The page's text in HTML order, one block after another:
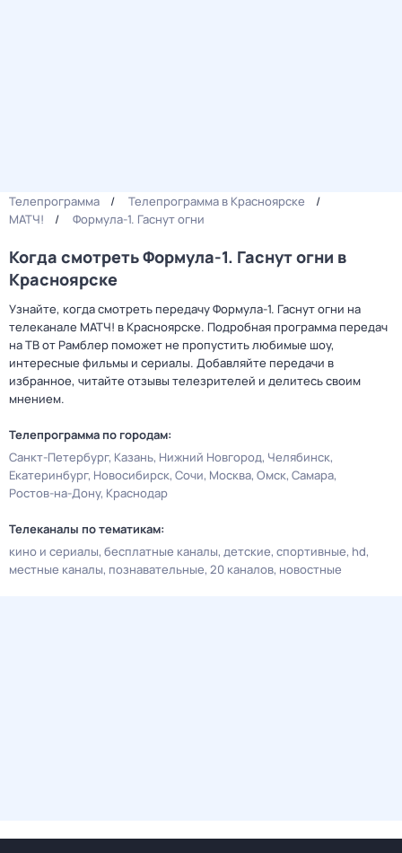
Телепрограмма
Телепрограмма в Красноярске
МАТЧ!
Формула-1. Гаснут огни
Когда смотреть Формула-1. Гаснут огни в
Красноярске
Узнайте, когда смотреть передачу Формула-1. Гаснут огни на
телеканале МАТЧ! в Красноярске. Подробная программа передач
на ТВ от Рамблер поможет не пропустить любимые шоу,
интересные фильмы и сериалы. Добавляйте передачи в
избранное, читайте отзывы телезрителей и делитесь своим
мнением.
Телепрограмма по городам:
Санкт-Петербург Казань Нижний Новгород Челябинск
Екатеринбург Новосибирск Сочи Москва Омск Самара
Ростов-на-Дону Краснодар
Телеканалы по тематикам:
кино и сериалы бесплатные каналы детские спортивные hd
местные каналы познавательные 20 каналов новостные